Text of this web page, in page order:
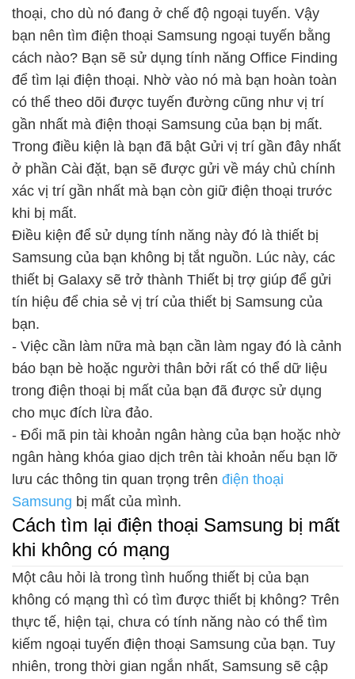
thoại, cho dù nó đang ở chế độ ngoại tuyến. Vậy
bạn nên tìm điện thoại Samsung ngoại tuyến bằng
cách nào? Bạn sẽ sử dụng tính năng Office Finding
để tìm lại điện thoại. Nhờ vào nó mà bạn hoàn toàn
có thể theo dõi được tuyến đường cũng như vị trí
gần nhất mà điện thoại Samsung của bạn bị mất.
Trong điều kiện là bạn đã bật Gửi vị trí gần đây nhất
ở phần Cài đặt, bạn sẽ được gửi về máy chủ chính
xác vị trí gần nhất mà bạn còn giữ điện thoại trước
khi bị mất.
Điều kiện để sử dụng tính năng này đó là thiết bị
Samsung của bạn không bị tắt nguồn. Lúc này, các
thiết bị Galaxy sẽ trở thành Thiết bị trợ giúp để gửi
tín hiệu để chia sẻ vị trí của thiết bị Samsung của
bạn.
- Việc cần làm nữa mà bạn cần làm ngay đó là cảnh
báo bạn bè hoặc người thân bởi rất có thể dữ liệu
trong điện thoại bị mất của bạn đã được sử dụng
cho mục đích lừa đảo.
- Đổi mã pin tài khoản ngân hàng của bạn hoặc nhờ
ngân hàng khóa giao dịch trên tài khoản nếu bạn lỡ
lưu các thông tin quan trọng trên điện thoại
Samsung bị mất của mình.
Cách tìm lại điện thoại Samsung bị mất
khi không có mạng
Một câu hỏi là trong tình huống thiết bị của bạn
không có mạng thì có tìm được thiết bị không? Trên
thực tế, hiện tại, chưa có tính năng nào có thể tìm
kiếm ngoại tuyến điện thoại Samsung của bạn. Tuy
nhiên, trong thời gian ngắn nhất, Samsung sẽ cập